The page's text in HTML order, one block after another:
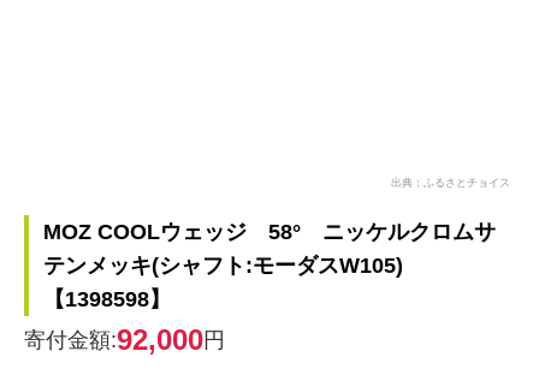
出典：ふるさとチョイス
MOZ COOLウェッジ 58° ニッケルクロムサ
テンメッキ(シャフト:モーダスW105)
【1398598】
寄付金額:92,000円